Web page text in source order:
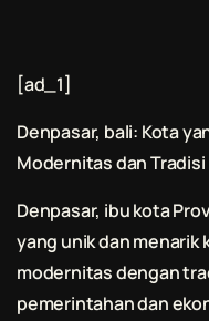
[ad_1]
Denpasar, bali: Kota
Modernitas dan Tradisi
Denpasar, ibu kota
yang unik dan menarik
modernitas dengan
pemerintahan dan